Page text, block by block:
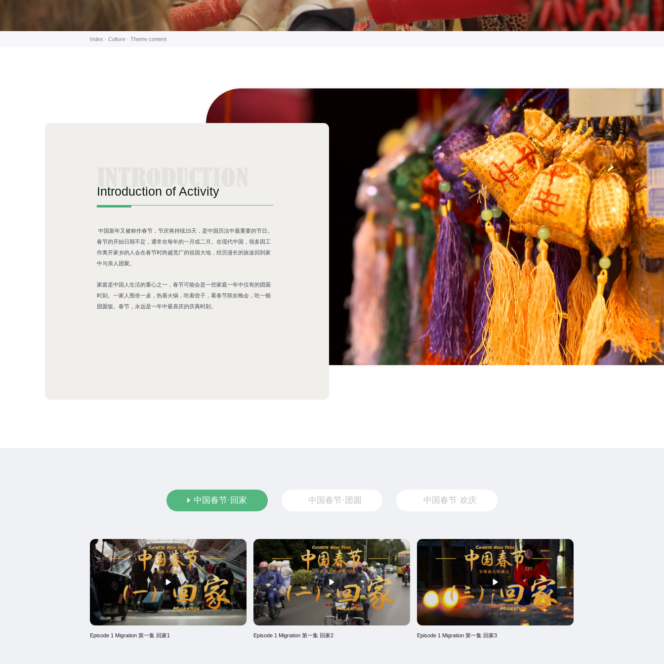
Index · Culture · Theme content
Introduction of Activity
春节的开始日期不定，通常在每年的一月或二月。在现代中国，很多因工
作离开家乡的人会在春节时跨越宽广的祖国大地，经历漫长的旅途回到家
中与亲人团聚。
家庭是中国人生活的重心之一，春节可能会是一些家庭一年中仅有的团圆
时刻。一家人围坐一桌，热着火锅，吃着饺子，看春节联欢晚会，吃一顿
团圆饭。春节，永远是一年中最喜庆的庆典时刻。
中国春节·回家 中国春节·团圆 中国春节·欢庆
Episode 1 Migration 第一集 回家1 Episode 1 Migration 第一集 回家2 Episode 1 Migration 第一集 回家3